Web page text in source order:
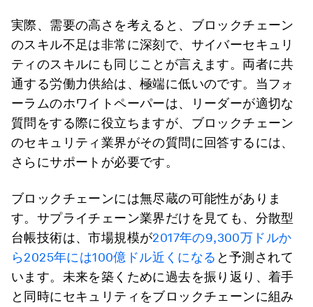
実際、需要の高さを考えると、ブロックチェーン
のスキル不足は非常に深刻で、サイバーセキュリ
ティのスキルにも同じことが言えます。両者に共
通する労働力供給は、極端に低いのです。当フォ
ーラムのホワイトペーパーは、リーダーが適切な
質問をする際に役立ちますが、ブロックチェーン
のセキュリティ業界がその質問に回答するには、
さらにサポートが必要です。
ブロックチェーンには無尽蔵の可能性がありま
す。サプライチェーン業界だけを見ても、分散型
台帳技術は、市場規模が2017年の9,300万ドルか
ら2025年には100億ドル近くになる と予測されて
います。未来を築くために過去を振り返り、着手
と同時にセキュリティをブロックチェーンに組み